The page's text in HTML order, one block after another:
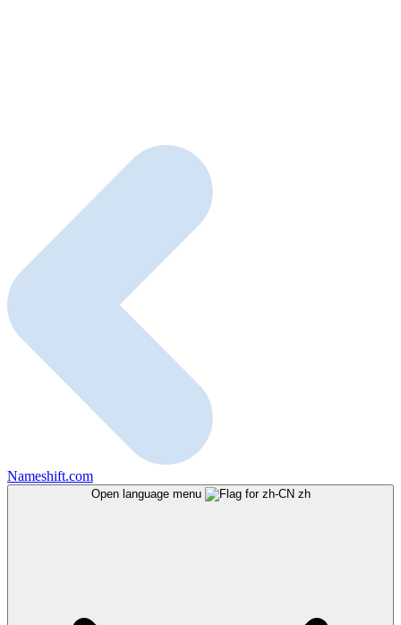
Nameshift.com
Open language menu zh